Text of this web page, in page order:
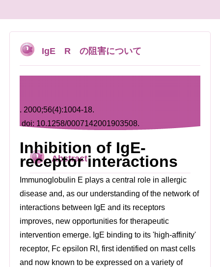
IgE R の阻害について
.2000;56(4):1004-18.
doi: 10.1258/0007142001903508.
Inhibition of IgE-
receptor interactions
Abstract
Immunoglobulin E plays a central role in allergic
disease and, as our understanding of the network of
interactions between IgE and its receptors
improves, new opportunities for therapeutic
intervention emerge. IgE binding to its 'high-affinity'
receptor, Fc epsilon RI, first identified on mast cells
and now known to be expressed on a variety of